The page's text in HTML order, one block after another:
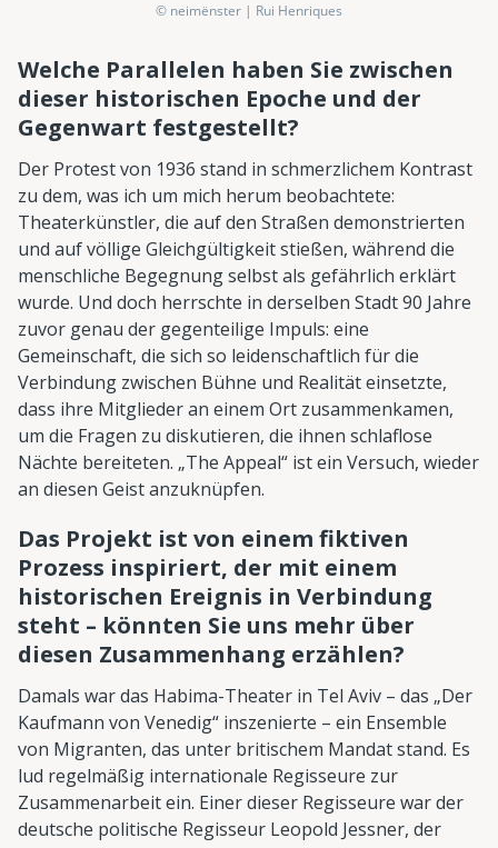
© neimënster | Rui Henriques
Welche Parallelen haben Sie zwischen
dieser historischen Epoche und der
Gegenwart festgestellt?
Der Protest von 1936 stand in schmerzlichem Kontrast
zu dem, was ich um mich herum beobachtete:
Theaterkünstler, die auf den Straßen demonstrierten
und auf völlige Gleichgültigkeit stießen, während die
menschliche Begegnung selbst als gefährlich erklärt
wurde. Und doch herrschte in derselben Stadt 90 Jahre
zuvor genau der gegenteilige Impuls: eine
Gemeinschaft, die sich so leidenschaftlich für die
Verbindung zwischen Bühne und Realität einsetzte,
dass ihre Mitglieder an einem Ort zusammenkamen,
um die Fragen zu diskutieren, die ihnen schlaflose
Nächte bereiteten. „The Appeal“ ist ein Versuch, wieder
an diesen Geist anzuknüpfen.
Das Projekt ist von einem fiktiven
Prozess inspiriert, der mit einem
historischen Ereignis in Verbindung
steht – könnten Sie uns mehr über
diesen Zusammenhang erzählen?
Damals war das Habima-Theater in Tel Aviv – das „Der
Kaufmann von Venedig“ inszenierte – ein Ensemble
von Migranten, das unter britischem Mandat stand. Es
lud regelmäßig internationale Regisseure zur
Zusammenarbeit ein. Einer dieser Regisseure war der
deutsche politische Regisseur Leopold Jessner, der